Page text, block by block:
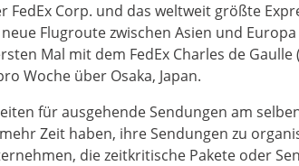
FedEx Corp. und das weltweit größte
Flugroute zwischen Asien und
Mal mit dem FedEx Charles de Gaulle
Woche über Osaka, Japan.
für ausgehende Sendungen am
Zeit haben, ihre Sendungen zu
die zeitkritische Pakete oder